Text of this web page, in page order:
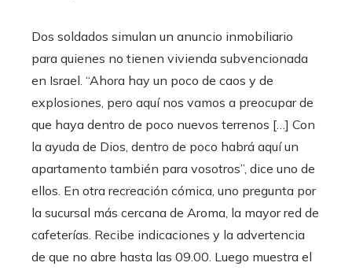
Dos soldados simulan un anuncio inmobiliario
para quienes no tienen vivienda subvencionada
en Israel. “Ahora hay un poco de caos y de
explosiones, pero aquí nos vamos a preocupar de
que haya dentro de poco nuevos terrenos […] Con
la ayuda de Dios, dentro de poco habrá aquí un
apartamento también para vosotros”, dice uno de
ellos. En otra recreación cómica, uno pregunta por
la sucursal más cercana de Aroma, la mayor red de
cafeterías. Recibe indicaciones y la advertencia
de que no abre hasta las 09.00. Luego muestra el